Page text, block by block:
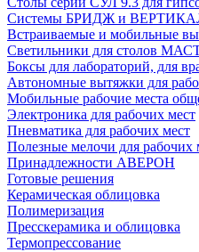
Системы БРИДЖ и
Встраиваемые и мобильные
Светильники для столов
Боксы для лабораторий, для
Автономные вытяжки для
Мобильные рабочие места
Электроника для рабочих мест
Пневматика для рабочих мест
Полезные мелочи для рабочих
Принадлежности АВЕРОН
Готовые решения
Керамическая облицовка
Полимеризация
Пресскерамика и облицовка
Термопрессование